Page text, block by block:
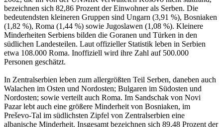
bezeichnen sich 82,86 Prozent der Einwohner als Serben. Die
bedeutendsten kleineren Gruppen sind Ungarn (3,91 %), Bosniaken
(1,82 %), Roma (1,44 %) sowie Jugoslawen (1,08 %). Kleinere
Minderheiten Serbiens bilden die Goranen und Türken in den
südlichen Landesteilen. Laut offizieller Statistik leben in Serbien
etwa 108.000 Roma. Inoffiziell wird ihre Zahl auf 500.000
Personen geschätzt.
In Zentralserbien leben zum allergrößten Teil Serben, daneben auch
Walachen im Osten und Nordosten; Bulgaren im Südosten und
Nordosten; sowie verteilt auch Roma. Im Sandschak von Novi
Pazar lebt auch eine größere Minderheit von Bosniaken, im
Preševo-Tal im südlichsten Zipfel von Zentralserbien eine
albanische Minderheit. Insgesamt bezeichnen sich 89,48 Prozent der